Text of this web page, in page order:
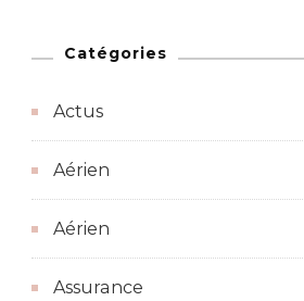
Catégories
Actus
Aérien
Aérien
Assurance